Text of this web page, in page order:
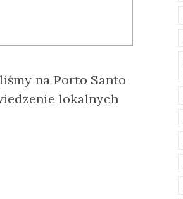
na Porto Santo
lokalnych